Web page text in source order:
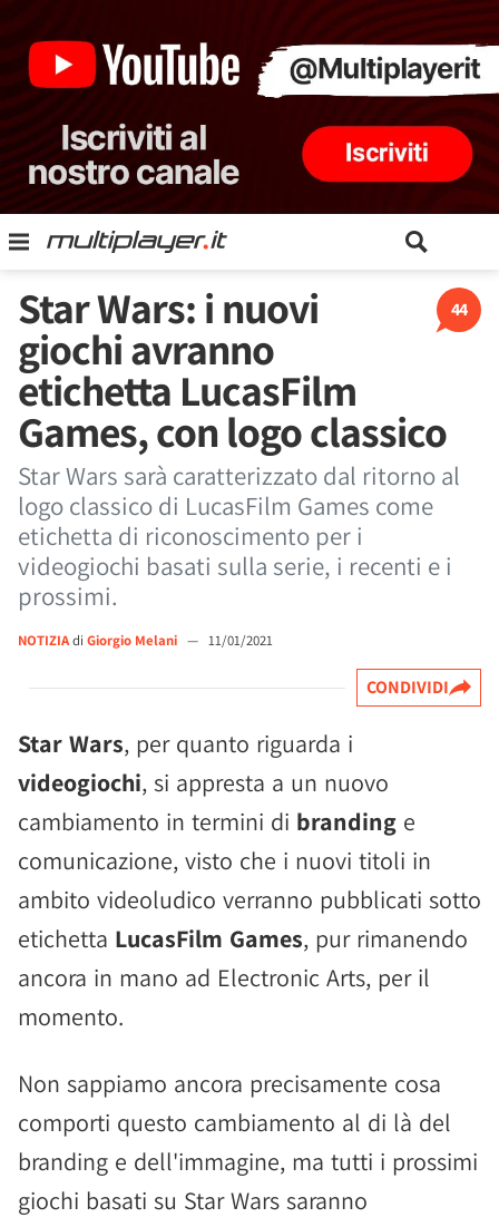
44
Star Wars: i nuovi
giochi avranno
etichetta LucasFilm
Games, con logo classico
Star Wars sarà caratterizzato dal ritorno al
logo classico di LucasFilm Games come
etichetta di riconoscimento per i
videogiochi basati sulla serie, i recenti e i
prossimi.
NOTIZIAdi Giorgio Melani — 11/01/2021
CONDIVIDI
Star Wars, per quanto riguarda i
videogiochi, si appresta a un nuovo
cambiamento in termini di branding e
comunicazione, visto che i nuovi titoli in
ambito videoludico verranno pubblicati sotto
etichetta LucasFilm Games, pur rimanendo
ancora in mano ad Electronic Arts, per il
momento.
Non sappiamo ancora precisamente cosa
comporti questo cambiamento al di là del
branding e dell'immagine, ma tutti i prossimi
giochi basati su Star Wars saranno